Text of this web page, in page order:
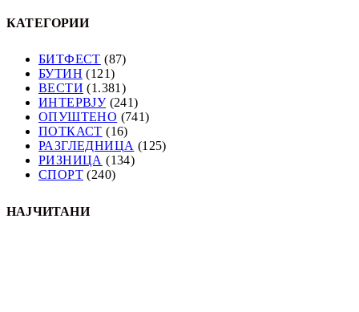
КАТЕГОРИИ
БИТФЕСТ (87)
БУТИН (121)
ВЕСТИ (1.381)
ИНТЕРВЈУ(241)
ОПУШТЕНО (741)
ПОТКАСТ (16)
РАЗГЛЕДНИЦА (125)
РИЗНИЦА (134)
СПОРТ (240)
НАЈЧИТАНИ